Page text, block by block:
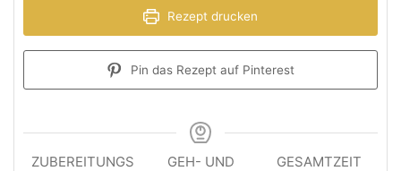
Rezept drucken
Pin das Rezept auf Pinterest
ZUBEREITUNGS
GEH- UND
GESAMTZEIT